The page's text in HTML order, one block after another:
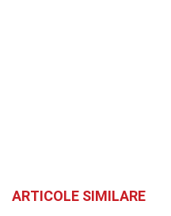
ARTICOLE SIMILARE